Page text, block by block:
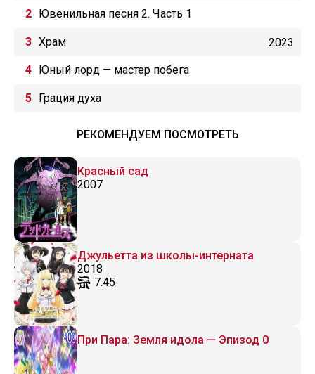
Ювенильная песня 2. Часть 1
Храм 2023
Юный лорд — мастер побега
Грация духа
РЕКОМЕНДУЕМ ПОСМОТРЕТЬ
Красный сад
2007
Джульетта из школы-интерната
2018
7.45
При Пара: Земля идола — Эпизод 0